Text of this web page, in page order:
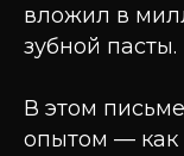
вложил в
зубной пасты.
В этом
опытом — как